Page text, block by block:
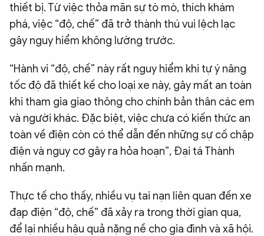
thiết bị. Từ việc thỏa mãn sự tò mò, thích khám
phá, việc “độ, chế” đã trở thành thú vui lệch lạc
gây nguy hiểm không lường trước.
“Hành vi “độ, chế” này rất nguy hiểm khi tự ý nâng
tốc độ đã thiết kế cho loại xe này, gây mất an toàn
khi tham gia giao thông cho chính bản thân các em
và người khác. Đặc biệt, việc chưa có kiến thức an
toàn về điện còn có thể dẫn đến những sự cố chập
điện và nguy cơ gây ra hỏa hoạn”, Đại tá Thành
nhấn mạnh.
Thực tế cho thấy, nhiều vụ tai nạn liên quan đến xe
đạp điện “độ, chế” đã xảy ra trong thời gian qua,
để lại nhiều hậu quả nặng nề cho gia đình và xã hội.